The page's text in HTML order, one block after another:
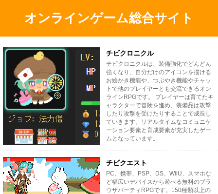
オンラインゲーム総合サイト
チビクロニクル
チビクロニクルは、装備強化でどんどん
強くなり、自分だけのアイコンを描ける
お絵かき機能や、つぶやき機能やチャッ
トで他のプレイヤーとも交流できるオン
ラインRPGです。 プレイヤーは育てたキ
ャラクターで冒険を進め、装備品は攻撃
したり攻撃を受けたりすることで成長し
ていきます。リアルタイムなコミュニケ
ーション要素と育成要素が充実したゲー
ムとなっています。
チビクエスト
PC、携帯、PSP、DS、WiiU、スマホな
ど幅広いデバイスから遊べる無料のブラ
ウザパーティRPGです。150種類以上の